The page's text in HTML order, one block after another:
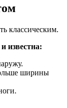
классическим.
известна:
ширины